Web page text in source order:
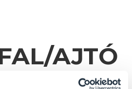
AJTÓ